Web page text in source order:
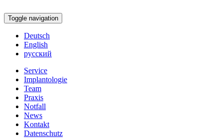
Toggle navigation
Deutsch
English
русский
Service
Implantologie
Team
Praxis
Notfall
News
Kontakt
Datenschutz